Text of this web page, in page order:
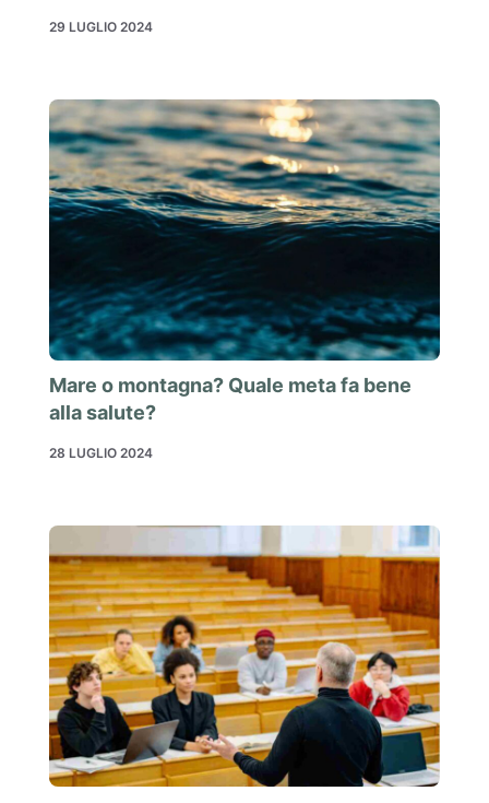
29 LUGLIO 2024
Mare o montagna? Quale meta fa bene
alla salute?
28 LUGLIO 2024